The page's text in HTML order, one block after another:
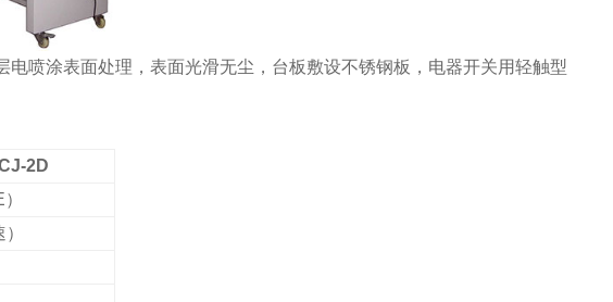
喷涂表面处理，表面光滑无尘，台板敷设不锈钢板，电器开关用轻触型
2D